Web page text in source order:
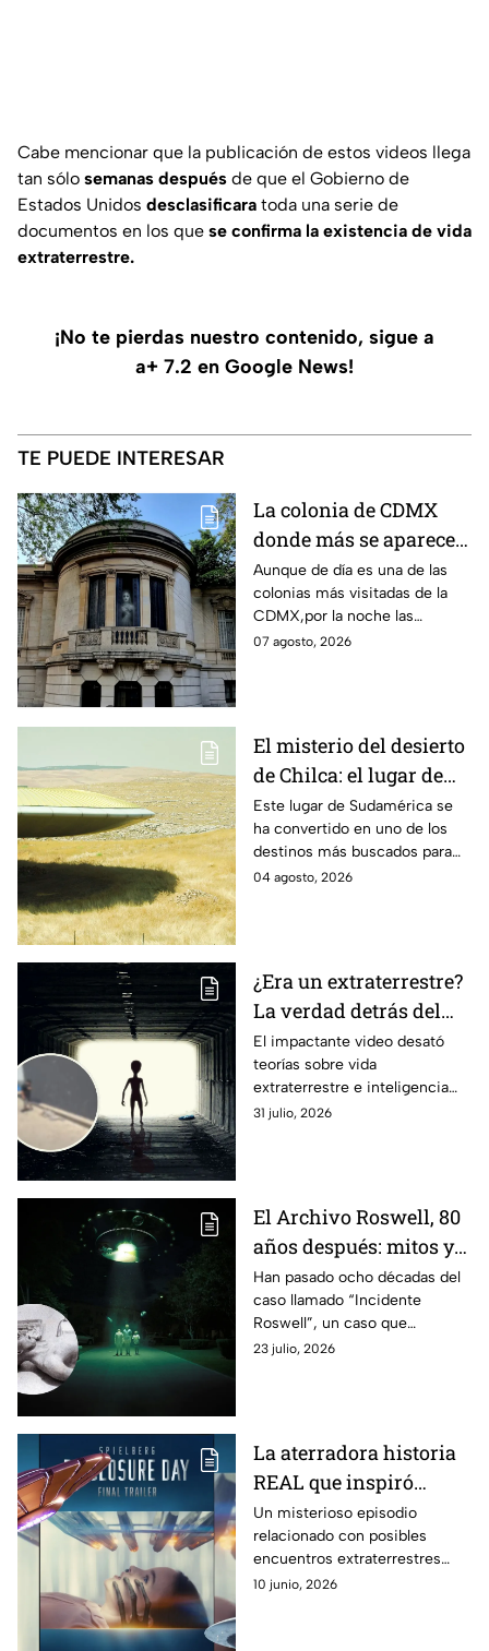
Cabe mencionar que la publicación de estos videos llega
tan sólo semanas después de que el Gobierno de
Estados Unidos desclasificara toda una serie de
documentos en los que se confirma la existencia de vida
extraterrestre.
¡No te pierdas nuestro contenido, sigue a
a+ 7.2 en Google News!
TE PUEDE INTERESAR
La colonia de CDMX
donde más se aparecen
fantasmas y causa más
miedo, según la IA
Aunque de día es una de las
colonias más visitadas de la
CDMX,por la noche las
historias cambian.
07 agosto, 2026
El misterio del desierto
de Chilca: el lugar de
Perú donde miles
aseguran haber visto
OVNIS
Este lugar de Sudamérica se
ha convertido en uno de los
destinos más buscados para
quienes buscan presenciar
identificados y luces extrañas.
04 agosto, 2026
¿Era un extraterrestre?
La verdad detrás del
supuesto cadáver
alienígena que generó
caos en una tienda
El impactante video desató
teorías sobre vida
extraterrestre e inteligencia
artificial antes de conocerse la
31 julio, 2026
El Archivo Roswell, 80
años después: mitos y
realidades del
incidente alienígena
más famoso de la
historia
Han pasado ocho décadas del
caso llamado “Incidente
Roswell”, un caso que
continúa alimentando teorías
23 julio, 2026
La aterradora historia
REAL que inspiró
Disclosure Day, la
nueva película de
Steven Spielberg sobre
los extraterrestres
Un misterioso episodio
relacionado con posibles
encuentros extraterrestres
habría inspirado la nueva
10 junio, 2026